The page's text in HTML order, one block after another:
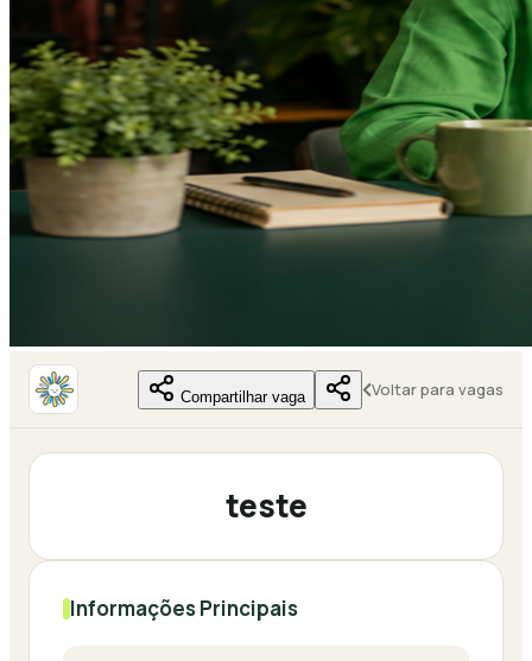
Compartilhar vaga Voltar para vagas
teste
Informações Principais